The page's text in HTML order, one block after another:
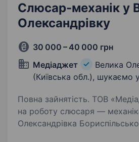
Слюсар-механік у
Олександрівку
30 000 – 40 000 грн
Медіаджет
Велика
(Київська обл.), шукаємо
Повна зайнятість. ТОВ «Медіаджет» запрошує
на роботу слюсаря —
Олександрівка